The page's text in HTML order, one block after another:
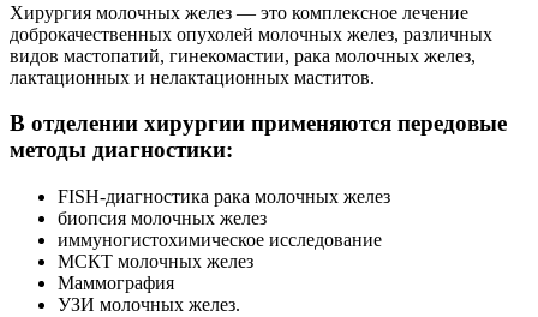
Хирургия молочных желез — это комплексное лечение
доброкачественных опухолей молочных желез, различных
видов мастопатий, гинекомастии, рака молочных желез,
лактационных и нелактационных маститов.
В отделении хирургии применяются передовые
методы диагностики:
FISH-диагностика рака молочных желез
биопсия молочных желез
иммуногистохимическое исследование
МСКТ молочных желез
Маммография
УЗИ молочных желез.